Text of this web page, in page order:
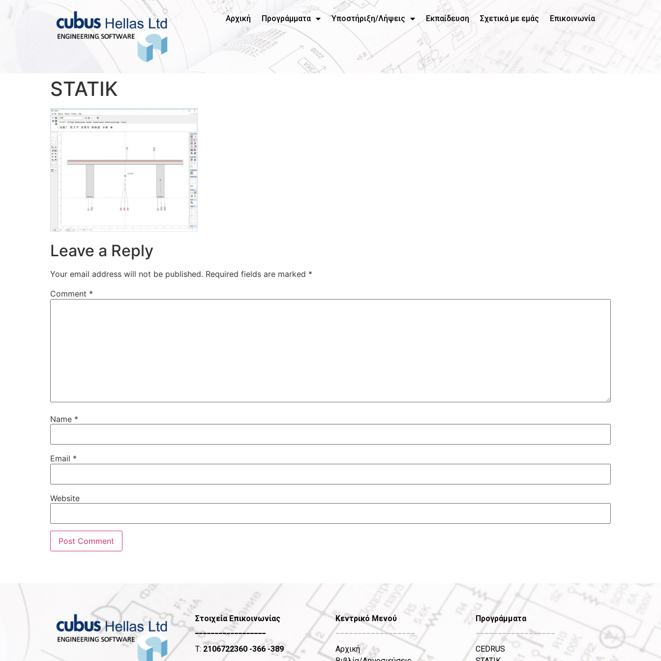
Αρχική Προγράμματα Υποστήριξη/Λήψεις Εκπαίδευση Σχετικά με εμάς Επικοινωνία
STATIK
Leave a Reply
Your email address will not be published. Required fields are marked *
Comment *
Name *
Email *
Website
Στοιχεία Επικοινωνίας
__________________
T: 2106722360-366 -389
Κεντρικό Μενού
__________________
Αρχική
Προγράμματα
__________________
CEDRUS